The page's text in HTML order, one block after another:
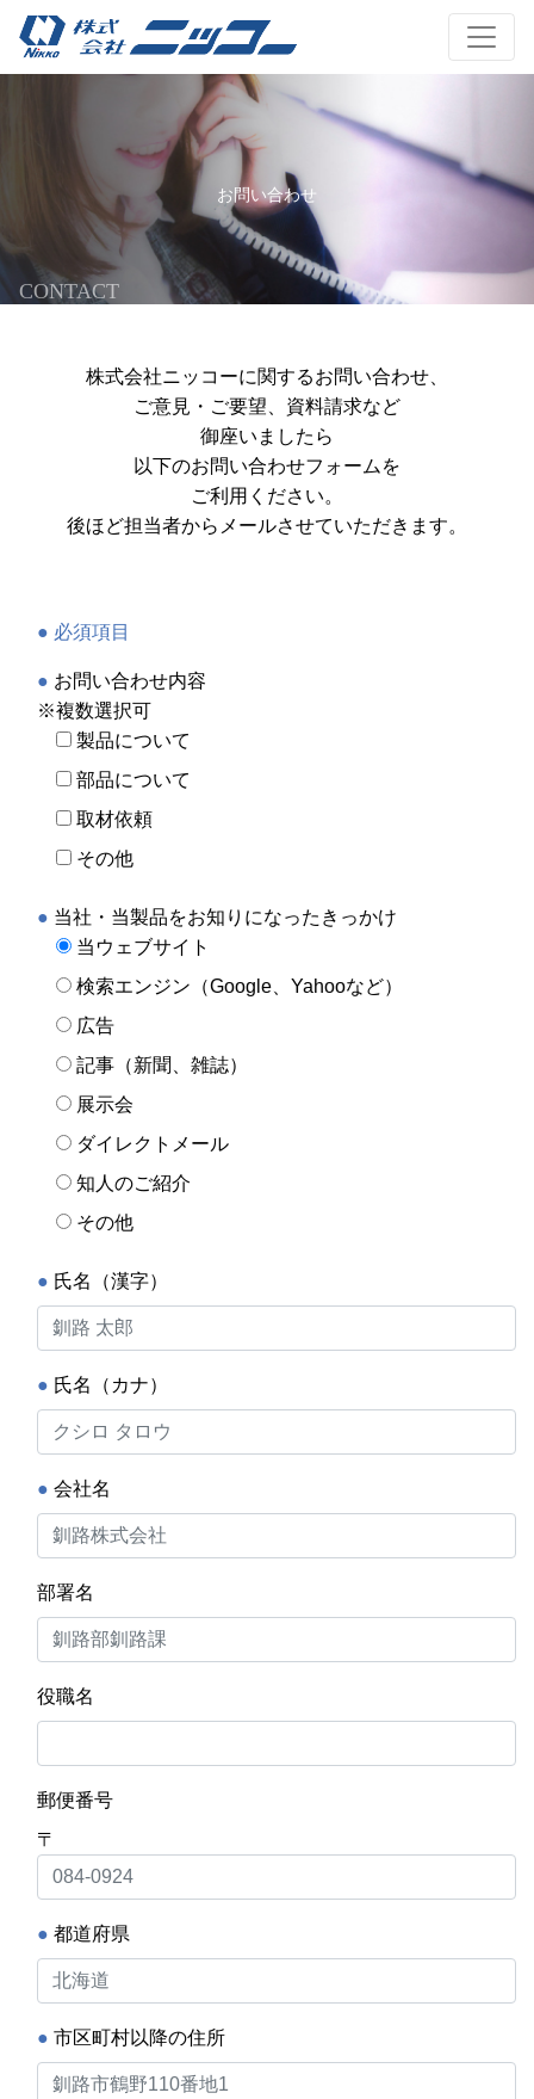
CONTACT
お問い合わせ
株式会社ニッコーに関するお問い合わせ、
ご意見・ご要望、資料請求など
御座いましたら
以下のお問い合わせフォームを
ご利用ください。
後ほど担当者からメールさせていただきます。
● 必須項目
● お問い合わせ内容
※複数選択可
製品について
部品について
取材依頼
その他
● 当社・当製品をお知りになったきっかけ
当ウェブサイト
検索エンジン（Google、Yahooなど）
広告
記事（新聞、雑誌）
展示会
ダイレクトメール
知人のご紹介
その他
● 氏名（漢字）
● 氏名（カナ）
● 会社名
部署名
役職名
郵便番号
〒
● 都道府県
● 市区町村以降の住所